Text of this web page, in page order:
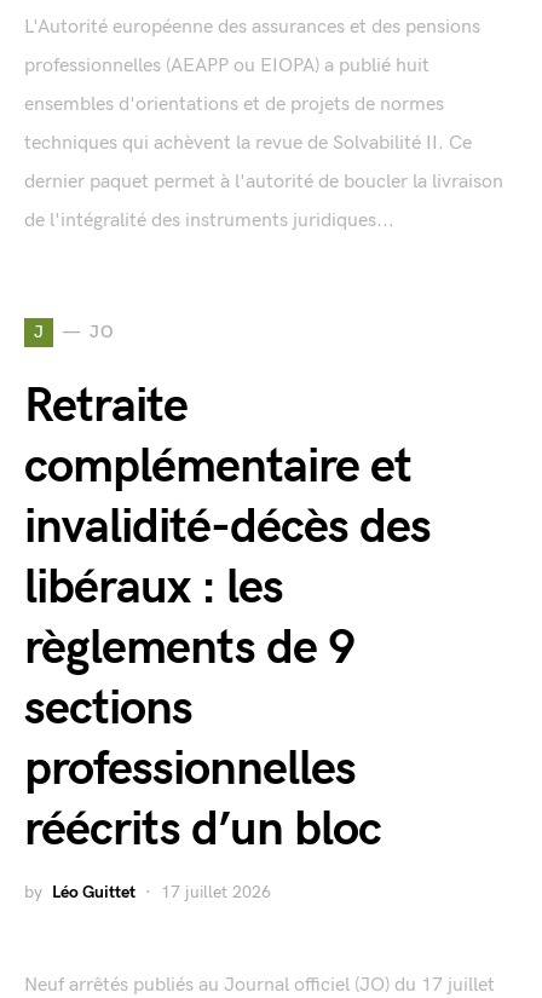
L'Autorité européenne des assurances et des pensions
professionnelles (AEAPP ou EIOPA) a publié huit
ensembles d'orientations et de projets de normes
techniques qui achèvent la revue de Solvabilité II. Ce
dernier paquet permet à l'autorité de boucler la livraison
de l'intégralité des instruments juridiques...
J JO
Retraite
complémentaire et
invalidité-décès des
libéraux : les
règlements de 9
sections
professionnelles
réécrits d’un bloc
by Léo Guittet 17 juillet 2026
Neuf arrêtés publiés au Journal officiel (JO) du 17 juillet